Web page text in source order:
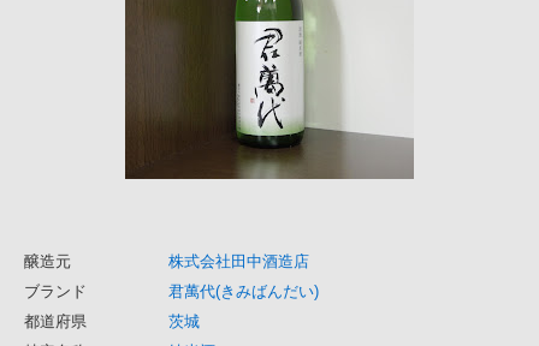
醸造元
株式会社田中酒造店
ブランド
君萬代(きみばんだい)
都道府県
茨城